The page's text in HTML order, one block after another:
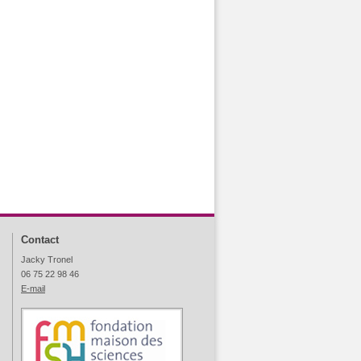
Contact
Jacky Tronel
06 75 22 98 46
E-mail